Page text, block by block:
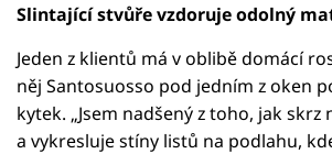
Slintající stvůře vzdoruje odolný
Jeden z klientů má v oblibě domácí
něj Santosuosso pod jedním z oken
kytek. „Jsem nadšený z toho, jak
a vykresluje stíny listů na podlahu,